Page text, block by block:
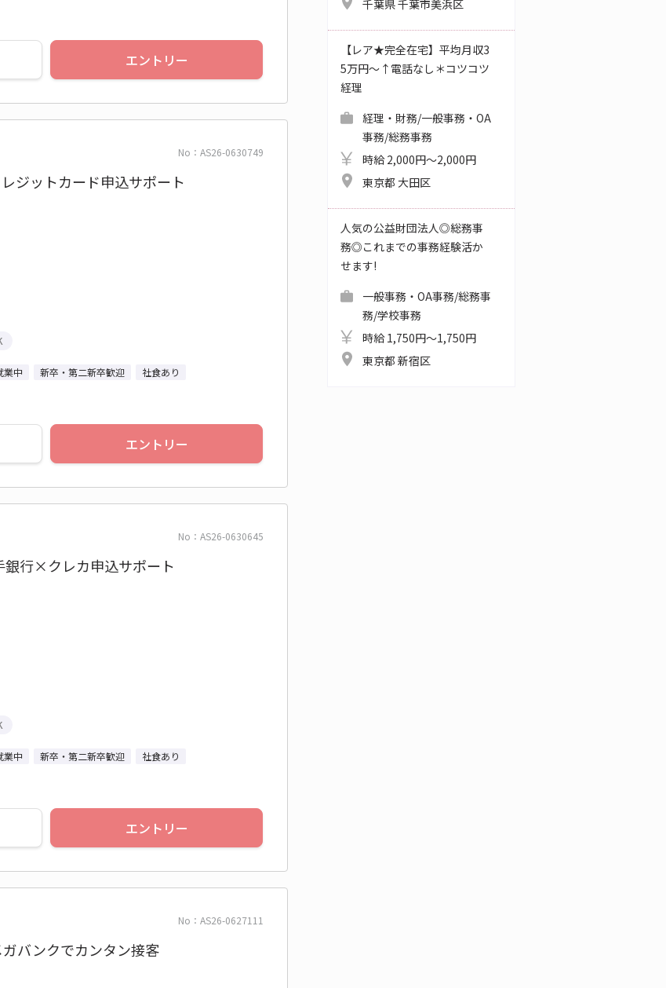
エントリー
No：AS26-0630749
ジットカード申込サポート
業中 新卒・第二新卒歓迎
社食あり
エントリー
No：AS26-0630645
行×クレカ申込サポート
業中 新卒・第二新卒歓迎
社食あり
エントリー
No：AS26-0627111
バンクでカンタン接客
千葉県 千葉市美浜区
【レア★完全在宅】平均月収3
5万円～↑電話なし＊コツコツ
経理
経理・財務/一般事務・OA
事務/総務事務
時給 2,000円～2,000円
東京都 大田区
人気の公益財団法人◎総務事
務◎これまでの事務経験活か
せます!
一般事務・OA事務/総務事
務/学校事務
時給 1,750円～1,750円
東京都 新宿区